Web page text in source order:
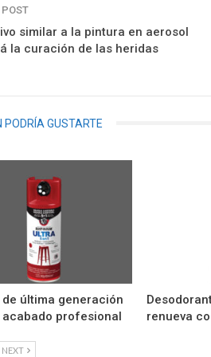
POST
similar a la pintura en aerosol
la curación de las heridas
PODRÍA GUSTARTE
última generación
acabado profesional
renueva
NEXT